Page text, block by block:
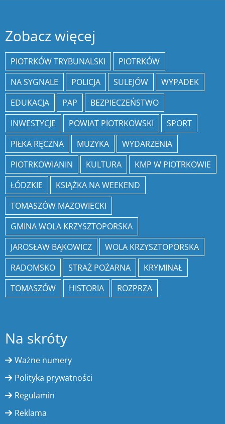
Zobacz więcej
PIOTRKÓW TRYBUNALSKI
PIOTRKÓW
NA SYGNALE
POLICJA SULEJÓW
WYPADEK
EDUKACJA
PAP
BEZPIECZEŃSTWO
INWESTYCJE
POWIAT PIOTRKOWSKI
SPORT
PIŁKA RĘCZNA
MUZYKA
WYDARZENIA
PIOTRKOWIANIN
KULTURA
KMP W PIOTRKOWIE
ŁÓDZKIE
KSIĄŻKA NA WEEKEND
TOMASZÓW MAZOWIECKI
GMINA WOLA KRZYSZTOPORSKA
JAROSŁAW BĄKOWICZ
WOLA KRZYSZTOPORSKA
RADOMSKO
STRAŻ POŻARNA
KRYMINAŁ
TOMASZÓW
HISTORIA ROZPRZA
Na skróty
Ważne numery
Polityka prywatności
Regulamin
Reklama